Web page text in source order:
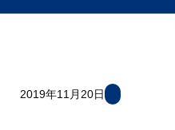
2019年11月20日